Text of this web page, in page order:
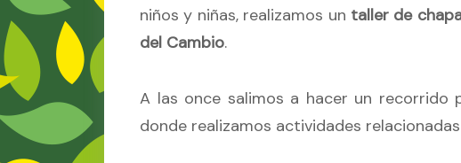
niños y niñas, realizamos un taller de
del Cambio.
A las once salimos a hacer un recorrido
donde realizamos actividades